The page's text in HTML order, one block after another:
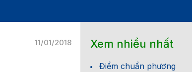
11/01/2018 Xem nhiều nhất
Điểm chuẩn phương